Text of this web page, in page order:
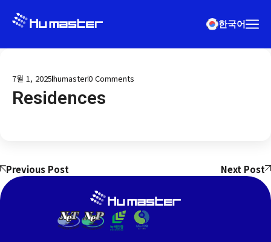
한국어
7월 1, 2025humaster0 Comments
Residences
Previous Post Next Post